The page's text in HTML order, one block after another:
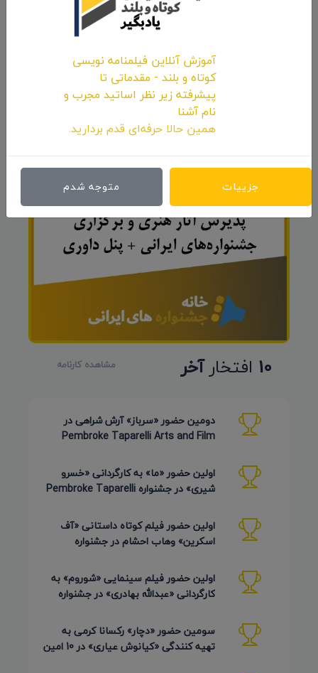
ارسال نظر
10 افتخارآخر مشاهده کارنامه
دومین حضور «سرباز» آرش شراهی در
Pembroke Taparelli Arts and Film
اولین حضور «ما» به کارگردانی «خسرو
شیری» در جشنواره Pembroke Taparelli
اولین حضور فیلم کوتاه داستانی «آف
اسکرین» وهاب احشام در جشنواره
اولین حضور فیلم سینمایی «شوروم» به
کارگردانی «عبدالله بهادری» در جشنواره
سومین حضور «دچار» رکسانا کرمی به
تهیه کنندگی «کیانوش عیاری» در 10 امین
آموزش آنلاین فیلمنامه نویسی
کوتاه و بلند - مقدماتی تا
پیشرفته زیر نظر اساتید مجرب و
نام آشنا
همین حالا حرفه‌ای قدم بردارید.
جزییات متوجه شدم